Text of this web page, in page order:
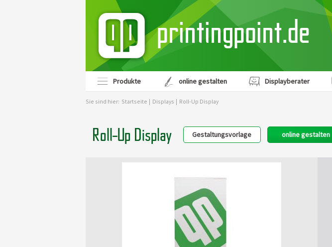
printingpoint.de
Produkte online gestalten Displayberater
Sie sind hier: Startseite | Displays | Roll-Up Display
Roll-Up Display Gestaltungsvorlage online gestalten